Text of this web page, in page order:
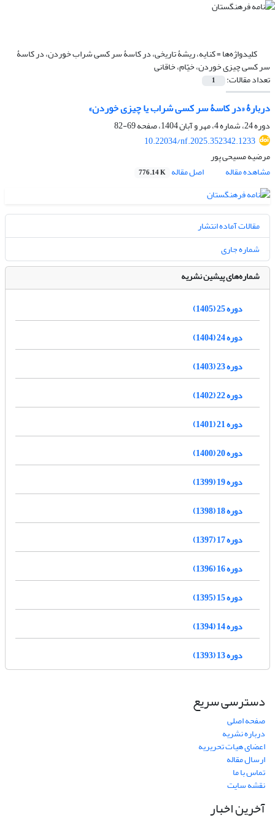
کلیدواژه‌ها =کنایه، ریشۀ تاریخی، در کاسۀ سر کسی شراب خوردن، در کاسۀ
سر کسی چیزی خوردن، خیّام، خاقانی
تعداد مقالات: 1
دربارۀ «در کاسۀ سر کسی شراب یا چیزی خوردن»
دوره 24، شماره 4، مهر و آبان 1404، صفحه
69-82
10.22034/nf.2025.352342.1233
مرضیه مسیحی پور
مشاهده مقاله
اصل مقاله 776.14 K
مقالات آماده انتشار
شماره جاری
شماره‌های پیشین نشریه
دوره 25 (1405)
دوره 24 (1404)
دوره 23 (1403)
دوره 22 (1402)
دوره 21 (1401)
دوره 20 (1400)
دوره 19 (1399)
دوره 18 (1398)
دوره 17 (1397)
دوره 16 (1396)
دوره 15 (1395)
دوره 14 (1394)
دوره 13 (1393)
دسترسی سریع
صفحه اصلی
درباره نشریه
اعضای هیات تحریریه
ارسال مقاله
تماس با ما
نقشه سایت
آخرین اخبار